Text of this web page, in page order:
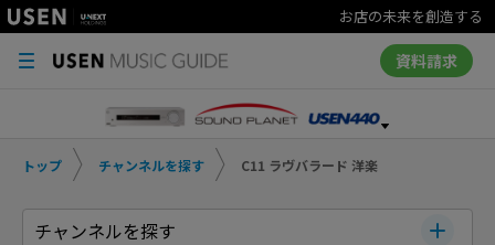
お店の未来を創造する
資料請求
トップ チャンネルを探す C11 ラヴバラード 洋楽
チャンネルを探す